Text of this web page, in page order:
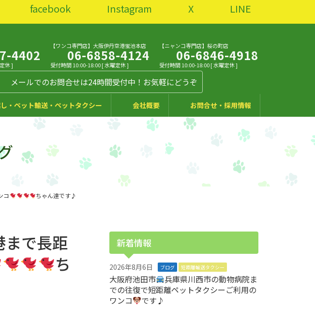
facebook Instagram X LINE
4402
休 ]
【ワンコ専門店】大阪伊丹空港蛍池本店
06-6858-4124
受付時間 10:00-18:00 [ 水曜定休 ]
【ニャンコ専門店】桜の町店
06-6846-4918
受付時間 10:00-18:00 [ 水曜定休 ]
メールでのお問合せは24時間受付中！お気軽にどうぞ
・ペット輸送・ペットタクシー 会社概要 お問合せ・採用情報
コ ちゃん達です♪
で長距
ち
新着情報
2026年8月6日 ブログ 短距離輸送タクシー
大阪府池田市
兵庫県川西市の動物病院ま
での往復で短距離ペットタクシーご利用の
ワンコ
です♪